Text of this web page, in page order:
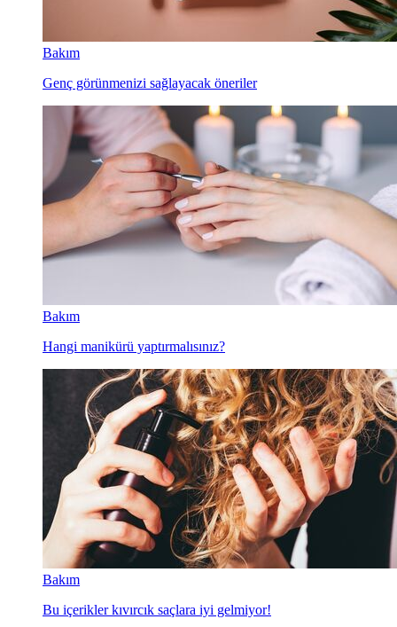
Bakım
Genç görünmenizi sağlayacak öneriler
Bakım
Hangi manikürü yaptırmalısınız?
Bakım
Bu içerikler kıvırcık saçlara iyi gelmiyor!